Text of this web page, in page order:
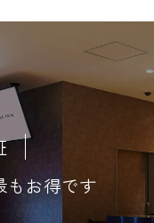
もお得です